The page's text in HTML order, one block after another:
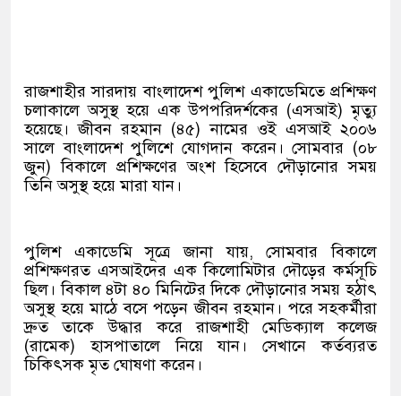
রাজশাহীর সারদায় বাংলাদেশ পুলিশ একাডেমিতে প্রশিক্ষণ
চলাকালে অসুস্থ হয়ে এক উপপরিদর্শকের (এসআই) মৃত্যু
হয়েছে। জীবন রহমান (৪৫) নামের ওই এসআই ২০০৬
সালে বাংলাদেশ পুলিশে যোগদান করেন। সোমবার (০৮
জুন) বিকালে প্রশিক্ষণের অংশ হিসেবে দৌড়ানোর সময়
তিনি অসুস্থ হয়ে মারা যান।
পুলিশ একাডেমি সূত্রে জানা যায়, সোমবার বিকালে
প্রশিক্ষণরত এসআইদের এক কিলোমিটার দৌড়ের কর্মসূচি
ছিল। বিকাল ৪টা ৪০ মিনিটের দিকে দৌড়ানোর সময় হঠাৎ
অসুস্থ হয়ে মাঠে বসে পড়েন জীবন রহমান। পরে সহকর্মীরা
দ্রুত তাকে উদ্ধার করে রাজশাহী মেডিক্যাল কলেজ
(রামেক) হাসপাতালে নিয়ে যান। সেখানে কর্তব্যরত
চিকিৎসক মৃত ঘোষণা করেন।